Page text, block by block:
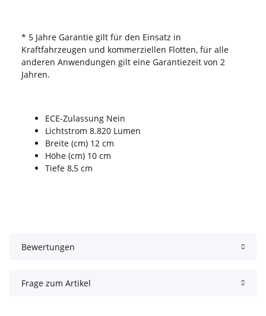
* 5 Jahre Garantie gilt für den Einsatz in
Kraftfahrzeugen und kommerziellen Flotten, für alle
anderen Anwendungen gilt eine Garantiezeit von 2
Jahren.
ECE-Zulassung Nein
Lichtstrom 8.820 Lumen
Breite (cm) 12 cm
Höhe (cm) 10 cm
Tiefe 8,5 cm
Bewertungen
Frage zum Artikel